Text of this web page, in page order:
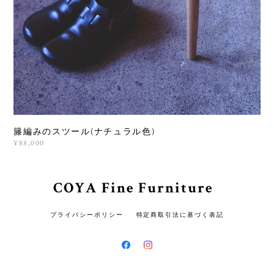
籐編みのスツール(ナチュラル色)
¥88,000
COYA Fine Furniture
プライバシーポリシー 特定商取引法に基づく表記